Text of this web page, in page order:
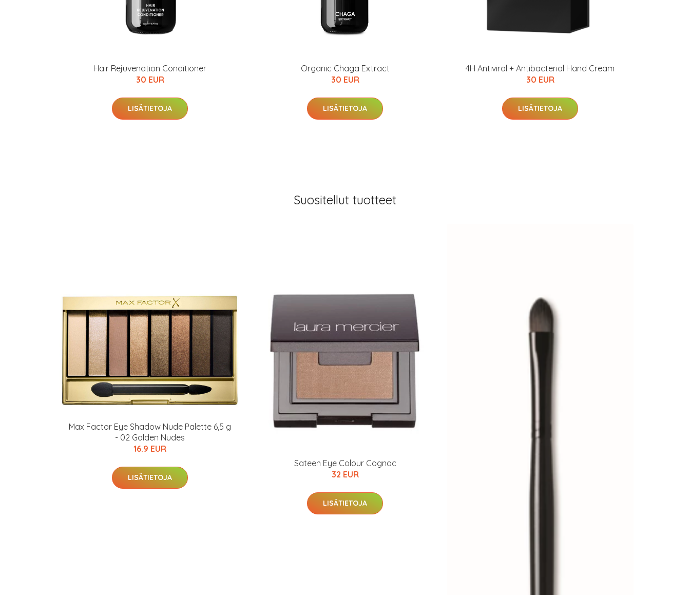
Hair Rejuvenation Conditioner
30 EUR
LISÄTIETOJA
Organic Chaga Extract
30 EUR
LISÄTIETOJA
4H Antiviral + Antibacterial Hand Cream
30 EUR
LISÄTIETOJA
Suositellut tuotteet
Max Factor Eye Shadow Nude Palette 6,5 g
- 02 Golden Nudes
16.9 EUR
LISÄTIETOJA
Sateen Eye Colour Cognac
32 EUR
LISÄTIETOJA